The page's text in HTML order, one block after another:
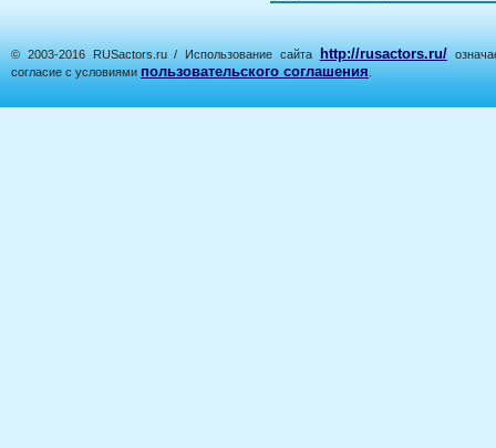
© 2003-2016 RUSactors.ru / Использование сайта http://rusactors.ru/
согласие с условиями пользовательского соглашения